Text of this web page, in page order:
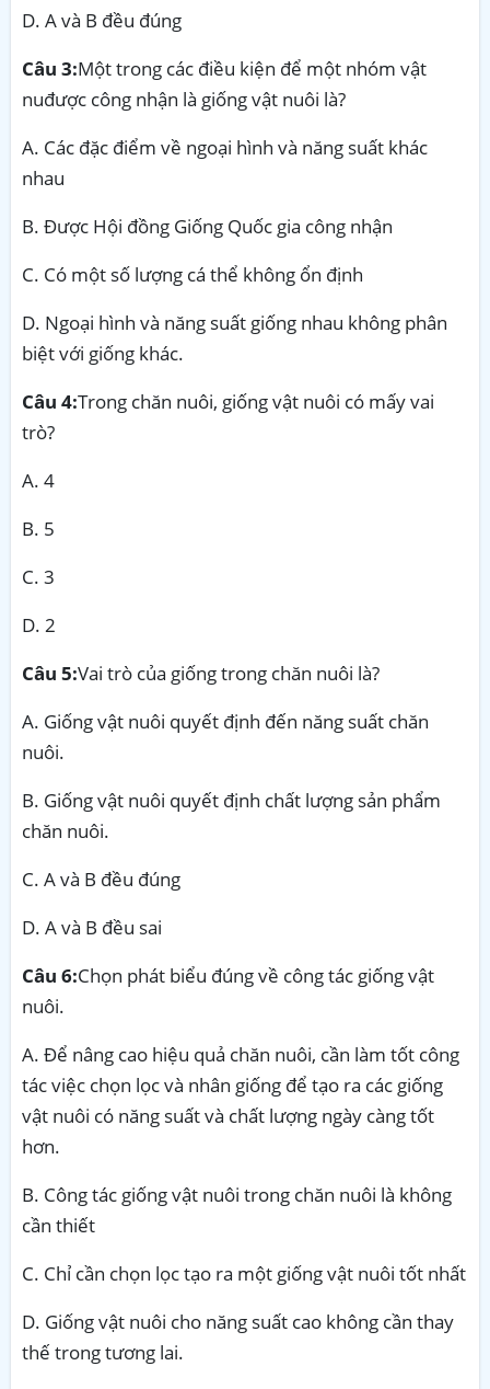
D. A và B đều đúng
Câu 3:Một trong các điều kiện để một nhóm vật
nuđược công nhận là giống vật nuôi là?
A. Các đặc điểm về ngoại hình và năng suất khác
nhau
B. Được Hội đồng Giống Quốc gia công nhận
C. Có một số lượng cá thể không ổn định
D. Ngoại hình và năng suất giống nhau không phân
biệt với giống khác.
Câu 4:Trong chăn nuôi, giống vật nuôi có mấy vai
trò?
A. 4
B. 5
C. 3
D. 2
Câu 5:Vai trò của giống trong chăn nuôi là?
A. Giống vật nuôi quyết định đến năng suất chăn
nuôi.
B. Giống vật nuôi quyết định chất lượng sản phẩm
chăn nuôi.
C. A và B đều đúng
D. A và B đều sai
Câu 6:Chọn phát biểu đúng về công tác giống vật
nuôi.
A. Để nâng cao hiệu quả chăn nuôi, cần làm tốt công
tác việc chọn lọc và nhân giống để tạo ra các giống
vật nuôi có năng suất và chất lượng ngày càng tốt
hơn.
B. Công tác giống vật nuôi trong chăn nuôi là không
cần thiết
C. Chỉ cần chọn lọc tạo ra một giống vật nuôi tốt nhất
D. Giống vật nuôi cho năng suất cao không cần thay
thế trong tương lai.